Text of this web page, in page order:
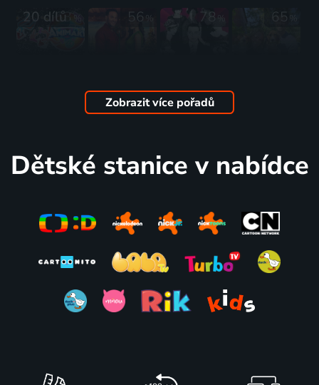
63
20 dílů 56
2022 | Kanada, USA | Komedie, Rodinný, Romantický
78 65
Slečna na
2021 | Kanada | Komedie, Rodinný, Romantický
Pohádka
pokračuje
2001 | USA, Francie | Komedie, Rodinný, Romantický
Zobrazit více pořadů
Dětské stanice v nabídce